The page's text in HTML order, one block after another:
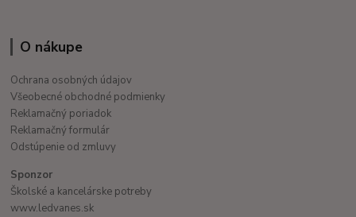
O nákupe
Ochrana osobných údajov
Všeobecné obchodné podmienky
Reklamačný poriadok
Reklamačný formulár
Odstúpenie od zmluvy
Sponzor
Školské a kancelárske potreby
www.ledvanes.sk